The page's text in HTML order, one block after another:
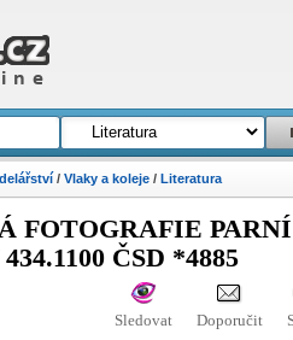
/ Vlaky a koleje/ Literatura
FOTOGRAFIE PARNÍ
ČSD *4885
Sledovat Doporučit